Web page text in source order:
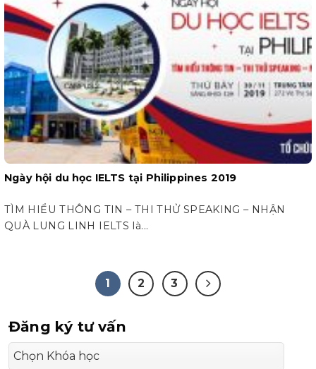
Ngày hội du học IELTS tại Philippines 2019
TÌM HIỂU THÔNG TIN – THI THỬ SPEAKING – NHẬN
QUÀ LUNG LINH IELTS là...
1 2 3
Đăng ký tư vấn